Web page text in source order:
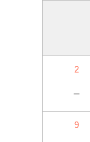
2
－
9